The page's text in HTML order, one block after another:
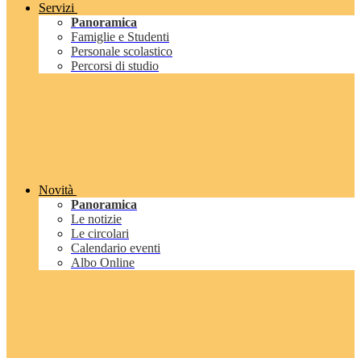
Servizi
Panoramica
Famiglie e Studenti
Personale scolastico
Percorsi di studio
Novità
Panoramica
Le notizie
Le circolari
Calendario eventi
Albo Online